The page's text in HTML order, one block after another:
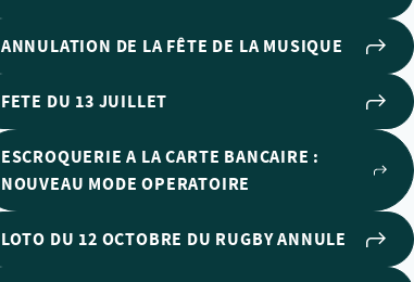
ANNULATION DE LA FÊTE DE LA MUSIQUE
FETE DU 13 JUILLET
ESCROQUERIE A LA CARTE BANCAIRE :
NOUVEAU MODE OPERATOIRE
LOTO DU 12 OCTOBRE DU RUGBY ANNULE